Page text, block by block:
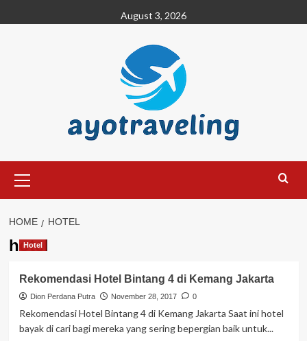
to
August 3, 2026
Menu
HOME HOTEL
hotel
Hotel
Rekomendasi Hotel Bintang 4 di Kemang Jakarta
Dion Perdana Putra November 28, 2017 0
Rekomendasi Hotel Bintang 4 di Kemang Jakarta Saat ini hotel
bayak di cari bagi mereka yang sering bepergian baik untuk...